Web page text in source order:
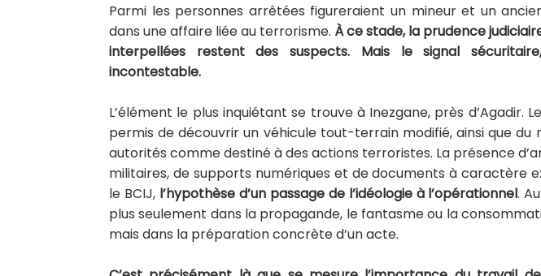
Parmi les personnes arrêtées figureraient un mineur et un
dans une affaire liée au terrorisme. À ce stade, la prudence
interpellées restent des suspects. Mais le signal
incontestable.
L’élément le plus inquiétant se trouve à Inezgane, près d’Agadir.
permis de découvrir un véhicule tout-terrain modifié, ainsi que
autorités comme destiné à des actions terroristes. La présence
militaires, de supports numériques et de documents à caractère
le BCIJ, l’hypothèse d’un passage de l’idéologie à l’opérationnel.
plus seulement dans la propagande, le fantasme ou la
mais dans la préparation concrète d’un acte.